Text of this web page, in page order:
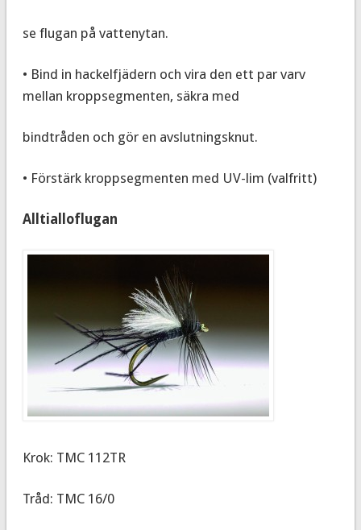
se flugan på vattenytan.
• Bind in hackelfjädern och vira den ett par varv
mellan kroppsegmenten, säkra med
bindtråden och gör en avslutningsknut.
• Förstärk kroppsegmenten med UV-lim (valfritt)
Alltialloflugan
Krok: TMC 112TR
Tråd: TMC 16/0